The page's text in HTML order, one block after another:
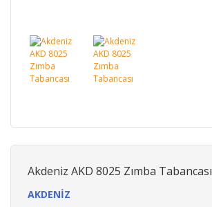
Akdeniz AKD 8025 Zımba Tabancası
AKDENİZ